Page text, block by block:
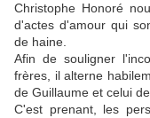
Christophe Honoré
d'actes d'amour qui
de haine.
Afin de souligner
frères, il alterne
de Guillaume et celui
C'est prenant, les